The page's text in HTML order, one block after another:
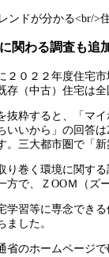
関わる調査も追
２０２２年度住宅
存（中古）住宅は
抜粋すると、「マ
いいから」の回答
。三大都市圏で「
り巻く環境に関す
方で、ＺООＭ（ズ
学習等に専念でき
ました。
のホームページで